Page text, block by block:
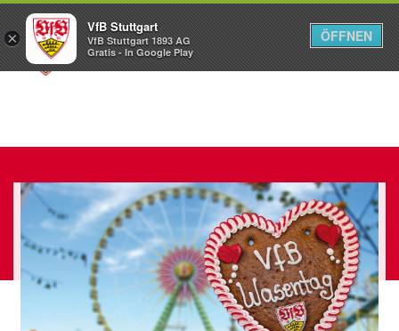
Menü
×
VfB Stuttgart
VfB Stuttgart 1893 AG
Gratis - In Google Play
ÖFFNEN